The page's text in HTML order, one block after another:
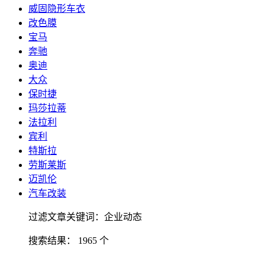
威固隐形车衣
改色膜
宝马
奔驰
奥迪
大众
保时捷
玛莎拉蒂
法拉利
宾利
特斯拉
劳斯莱斯
迈凯伦
汽车改装
过滤文章关键词：企业动态
搜索结果： 1965 个